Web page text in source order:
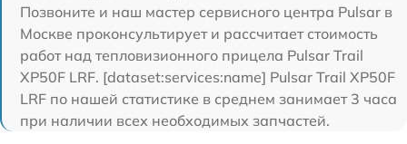
Позвоните и наш мастер сервисного центра Pulsar в
Москве проконсультирует и рассчитает стоимость
работ над тепловизионного прицела Pulsar Trail
XP50F LRF. [dataset:services:name] Pulsar Trail XP50F
LRF по нашей статистике в среднем занимает 3 часа
при наличии всех необходимых запчастей.